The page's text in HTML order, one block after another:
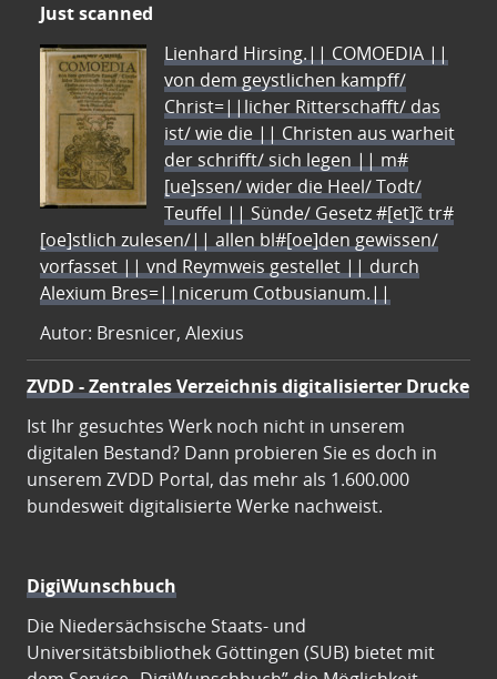
Just scanned
Lienhard Hirsing.|| COMOEDIA ||
von dem geystlichen kampff/
Christ=||licher Ritterschafft/ das
ist/ wie die || Christen aus warheit
der schrifft/ sich legen || m#
[ue]ssen/ wider die Heel/ Todt/
Teuffel || Sünde/ Gesetz #[et]c̃ tr#
[oe]stlich zulesen/|| allen bl#[oe]den gewissen/
vorfasset || vnd Reymweis gestellet || durch
Alexium Bres=||nicerum Cotbusianum.||
Autor: Bresnicer, Alexius
ZVDD - Zentrales Verzeichnis digitalisierter Drucke
Ist Ihr gesuchtes Werk noch nicht in unserem
digitalen Bestand? Dann probieren Sie es doch in
unserem ZVDD Portal, das mehr als 1.600.000
bundesweit digitalisierte Werke nachweist.
DigiWunschbuch
Die Niedersächsische Staats- und
Universitätsbibliothek Göttingen (SUB) bietet mit